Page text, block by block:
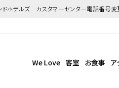
ンドホテルズ カスタマーセンター電話番号
We Love 客室 お食事 ア